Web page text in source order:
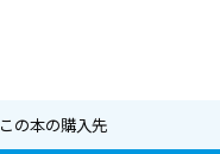
この本の購入先